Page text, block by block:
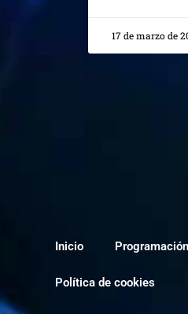
17 de marzo de
Inicio Programación
Política de cookies